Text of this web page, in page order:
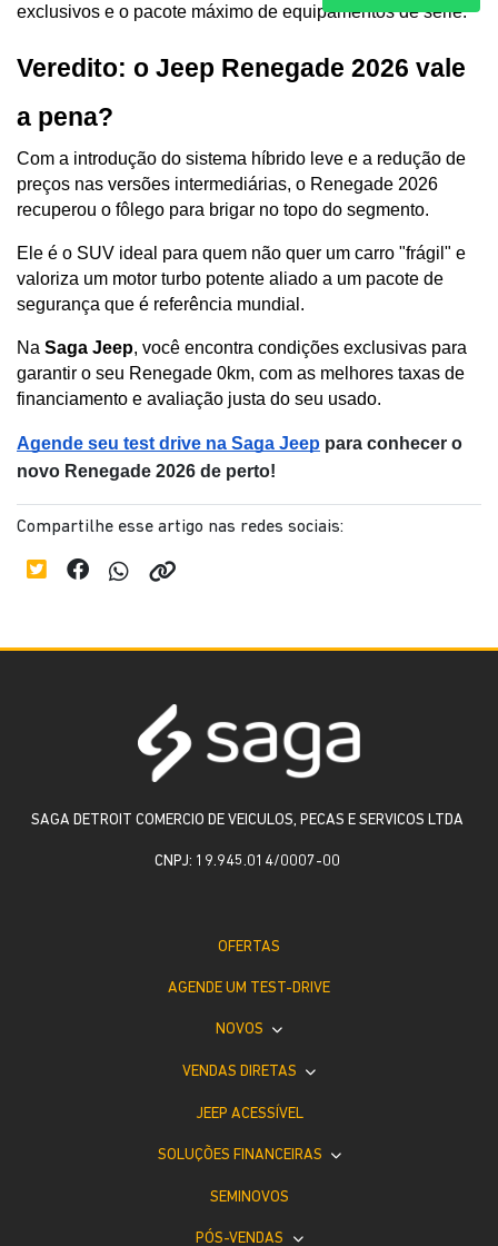
exclusivos e o pacote máximo de equipamentos de série.
Veredito: o Jeep Renegade 2026 vale
a pena?
Com a introdução do sistema híbrido leve e a redução de
preços nas versões intermediárias, o Renegade 2026
recuperou o fôlego para brigar no topo do segmento.
Ele é o SUV ideal para quem não quer um carro "frágil" e
valoriza um motor turbo potente aliado a um pacote de
segurança que é referência mundial.
Na Saga Jeep, você encontra condições exclusivas para
garantir o seu Renegade 0km, com as melhores taxas de
financiamento e avaliação justa do seu usado.
Agende seu test drive na Saga Jeep para conhecer o
novo Renegade 2026 de perto!
Compartilhe esse artigo nas redes sociais:
SAGA DETROIT COMERCIO DE VEICULOS, PECAS E SERVICOS LTDA
CNPJ: 19.945.014/0007-00
OFERTAS
AGENDE UM TEST-DRIVE
NOVOS
VENDAS DIRETAS
JEEP ACESSÍVEL
SOLUÇÕES FINANCEIRAS
SEMINOVOS
PÓS-VENDAS